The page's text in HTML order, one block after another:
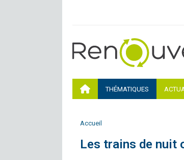
THÉMATIQUES
Accueil
Les trains de nuit